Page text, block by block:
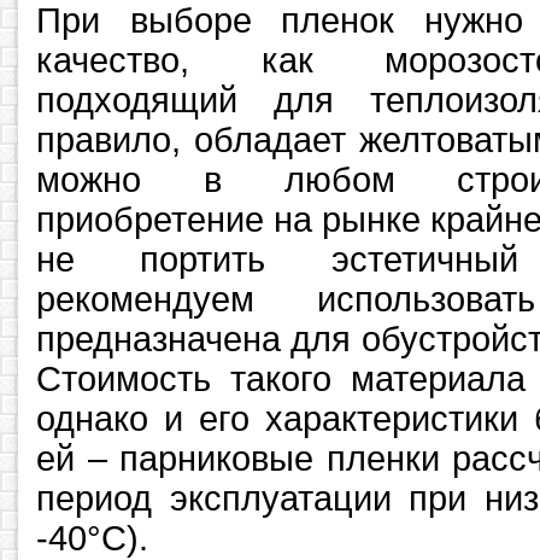
При выборе пленок нужно
качество, как
подходящий для
правило, обладает
можно в любом
приобретение на рынке
не портить
рекомендуем
предназначена для
Стоимость такого
однако и его характеристики
ей – парниковые пленки
период эксплуатации при
-40°С).